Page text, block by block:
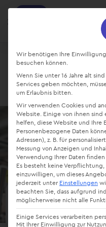
Projekte und
Kostenlos - Bei
SWOT-
Strategien
Wir benötigen Ihre
besuchen können.
Wenn Sie unter 16 Jahre alt
Services geben möchten,
um Erlaubnis bitten.
Wir verwenden Cookies und
Website. Einige von ihnen sind
helfen, diese Website und Ihre
Personenbezogene Daten
Adressen), z. B. für
Messung von Anzeigen und
Verwendung Ihrer Daten finden
Es besteht keine
einzuwilligen, um dieses
jederzeit unter Einstellungen
beachten Sie, dass aufgrund
möglicherweise nicht alle
Einige Services verarbeiten
Mit Ihrer Einwilligung zur